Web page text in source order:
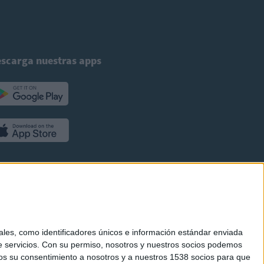
como identificadores únicos e información estándar enviada
servicios. Con su permiso, nosotros y nuestros socios podemos
su consentimiento a nosotros y a nuestros 1538 socios para que
nuestras apps